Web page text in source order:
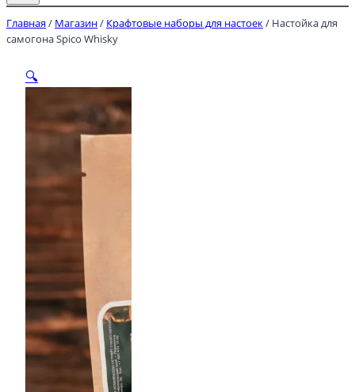
Главная/ Магазин/ Крафтовые наборы для настоек/ Настойка для
самогона Spico Whisky
🔍